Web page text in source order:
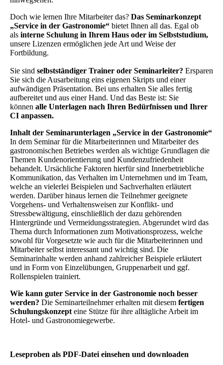
Doch wie lernen Ihre Mitarbeiter das? Das Seminarkonzept
„Service in der Gastronomie“ bietet Ihnen all das. Egal ob
als interne Schulung in Ihrem Haus oder im Selbststudium,
unsere Lizenzen ermöglichen jede Art und Weise der
Fortbildung.
Sie sind selbstständiger Trainer oder Seminarleiter? Ersparen
Sie sich die Ausarbeitung eins eigenen Skripts und einer
aufwändigen Präsentation. Bei uns erhalten Sie alles fertig
aufbereitet und aus einer Hand. Und das Beste ist: Sie
können alle Unterlagen nach Ihren Bedürfnissen und Ihrer
CI anpassen.
Inhalt der Seminarunterlagen „Service in der Gastronomie“
In dem Seminar für die Mitarbeiterinnen und Mitarbeiter des
gastronomischen Betriebes werden als wichtige Grundlagen die
Themen Kundenorientierung und Kundenzufriedenheit
behandelt. Ursächliche Faktoren hierfür sind Innerbetriebliche
Kommunikation, das Verhalten im Unternehmen und im Team,
welche an vielerlei Beispielen und Sachverhalten erläutert
werden. Darüber hinaus lernen die Teilnehmer geeignete
Vorgehens- und Verhaltensweisen zur Konflikt- und
Stressbewältigung, einschließlich der dazu gehörenden
Hintergründe und Vermeidungsstrategien. Abgerundet wird das
Thema durch Informationen zum Motivationsprozess, welche
sowohl für Vorgesetzte wie auch für die Mitarbeiterinnen und
Mitarbeiter selbst interessant und wichtig sind. Die
Seminarinhalte werden anhand zahlreicher Beispiele erläutert
und in Form von Einzelübungen, Gruppenarbeit und ggf.
Rollenspielen trainiert.
Wie kann guter Service in der Gastronomie noch besser
werden? Die Seminarteilnehmer erhalten mit diesem fertigen
Schulungskonzept eine Stütze für ihre alltägliche Arbeit im
Hotel- und Gastronomiegewerbe.
Leseproben als PDF-Datei einsehen und downloaden